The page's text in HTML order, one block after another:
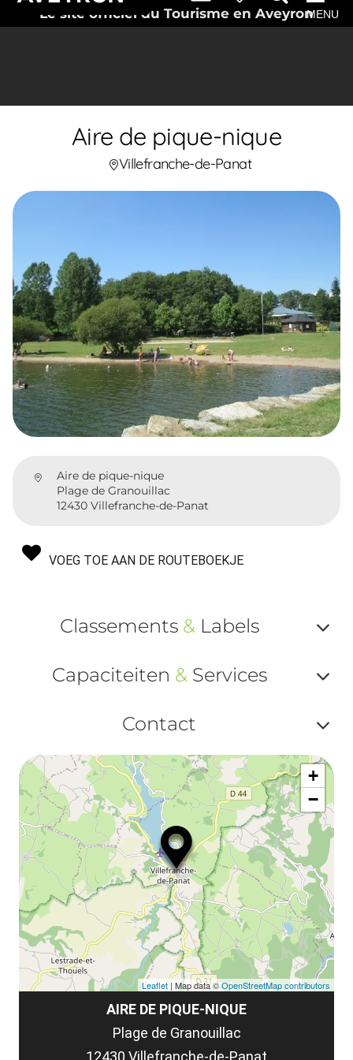
Le site officiel du Tourisme en AveyronMENU
Aire de pique-nique
Villefranche-de-Panat
Aire de pique-nique
Plage de Granouillac
12430 Villefranche-de-Panat
VOEG TOE AAN DE ROUTEBOEKJE
Classements &Labels
ou
Capaciteiten &Services
ou
Contact
ou
AIRE DE PIQUE-NIQUE
Plage de Granouillac
12430 Villefranche-de-Panat
+
−
Leaflet| Map data ©OpenStreetMap contributors